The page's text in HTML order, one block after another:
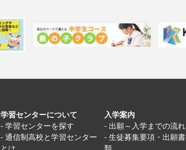
学習センターについて
学習センターを探す
通信制高校と学習センター
入学案内
出願～入学までの流れ
生徒募集要項・出願書